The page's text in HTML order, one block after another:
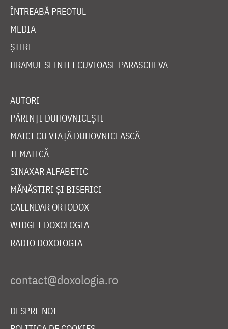
ÎNTREABĂ PREOTUL
MEDIA
ȘTIRI
HRAMUL SFINTEI CUVIOASE PARASCHEVA
AUTORI
PĂRINȚI DUHOVNICEȘTI
MAICI CU VIAȚĂ DUHOVNICEASCĂ
TEMATICĂ
SINAXAR ALFABETIC
MĂNĂSTIRI ȘI BISERICI
CALENDAR ORTODOX
WIDGET DOXOLOGIA
RADIO DOXOLOGIA
DESPRE NOI